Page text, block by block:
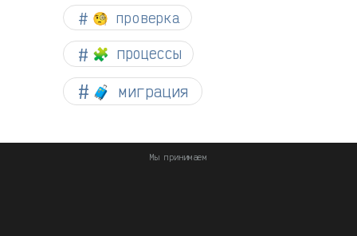
🧐 проверка
🧩 процессы
🧳 миграция
Мы принимаем